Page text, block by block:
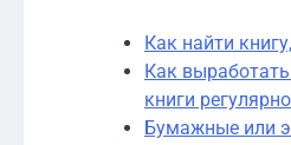
Как найти
Как
книги
Бумажные или